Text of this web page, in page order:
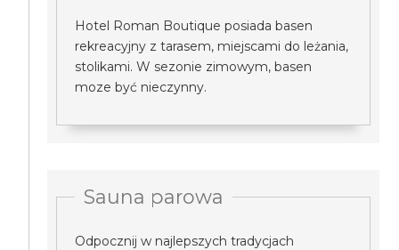
Hotel Roman Boutique posiada basen
rekreacyjny z tarasem, miejscami do leżania,
stolikami. W sezonie zimowym, basen
moze być nieczynny.
Sauna parowa
Odpocznij w najlepszych tradycjach